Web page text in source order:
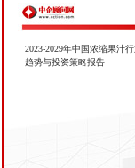
2023-2029年中国浓缩果汁
趋势与投资策略报告